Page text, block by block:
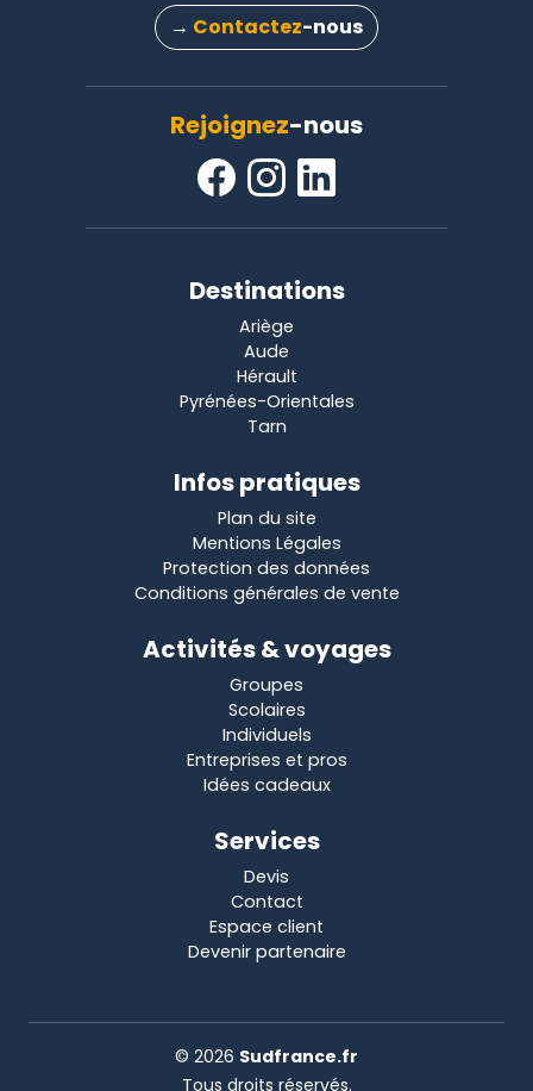
Rejoignez-nous
→ Contactez-nous
Destinations
Ariège
Aude
Hérault
Pyrénées-Orientales
Tarn
Infos pratiques
Plan du site
Mentions Légales
Protection des données
Conditions générales de vente
Activités & voyages
Groupes
Scolaires
Individuels
Entreprises et pros
Idées cadeaux
Services
Devis
Contact
Espace client
Devenir partenaire
© 2026 Sudfrance.fr
Tous droits réservés.